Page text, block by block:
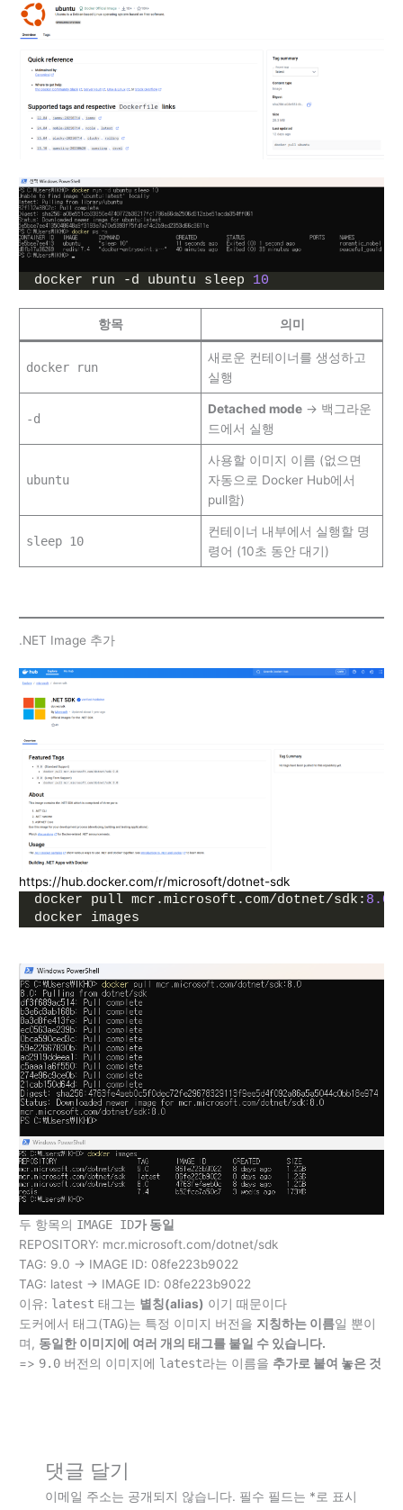
docker run -d ubuntu sleep 10
항목 의미
docker run
새로운 컨테이너를 생성하고
실행
-d
Detached mode→ 백그라운
드에서 실행
ubuntu
사용할 이미지 이름 (없으면
자동으로 Docker Hub에서
pull함)
sleep 10
컨테이너 내부에서 실행할 명
령어 (10초 동안 대기)
.NET Image 추가
https://hub.docker.com/r/microsoft/dotnet-sdk
docker pull mcr.microsoft.com/dotnet/sdk: 8.0
docker images
두 항목의 IMAGE ID가 동일
REPOSITORY: mcr.microsoft.com/dotnet/sdk
TAG: 9.0 → IMAGE ID: 08fe223b9022
TAG: latest → IMAGE ID: 08fe223b9022
이유: latest 태그는 별칭(alias) 이기 때문이다
도커에서 태그(TAG)는 특정 이미지 버전을 지칭하는 이름일 뿐이
며, 동일한 이미지에 여러 개의 태그를 붙일 수 있습니다.
=> 9.0 버전의 이미지에 latest라는 이름을 추가로 붙여 놓은 것
댓글 달기
이메일 주소는 공개되지 않습니다. 필수 필드는 *로 표시